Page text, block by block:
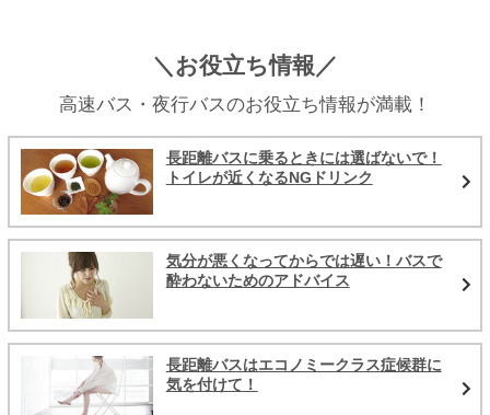
＼お役立ち情報／
高速バス・夜行バスのお役立ち情報が満載！
長距離バスに乗るときには選ばないで！
トイレが近くなるNGドリンク
気分が悪くなってからでは遅い！バスで
酔わないためのアドバイス
長距離バスはエコノミークラス症候群に
気を付けて！